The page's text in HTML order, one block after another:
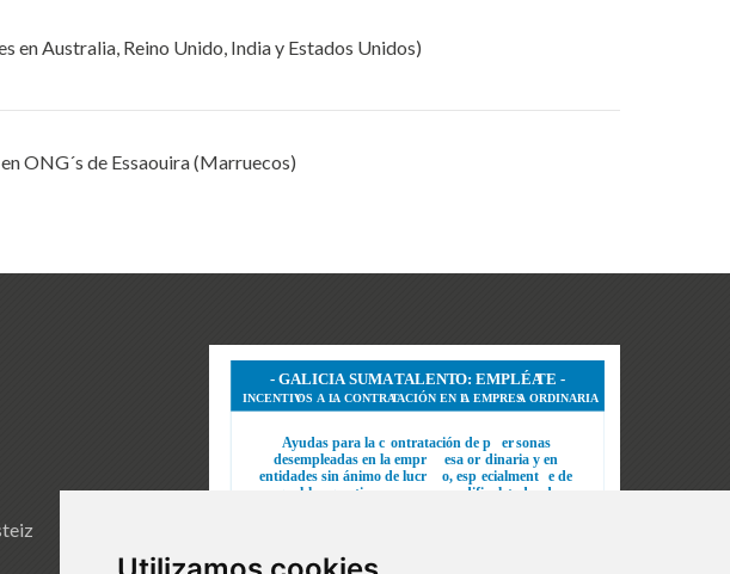
en Australia, Reino Unido, India y Estados Unidos)
ONG´s de Essaouira (Marruecos)